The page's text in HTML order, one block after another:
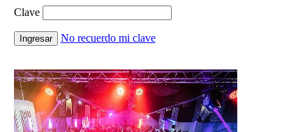
Clave
Ingresar No recuerdo mi clave